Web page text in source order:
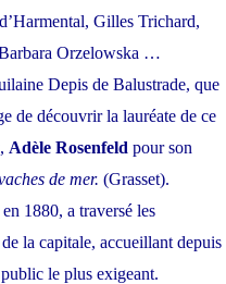
Gilles Trichard,
Orzelowska …
Depis de Balustrade, que
de découvrir la lauréate de ce
Adèle Rosenfeld pour son
de mer. (Grasset).
1880, a traversé les
la capitale, accueillant depuis
le plus exigeant.